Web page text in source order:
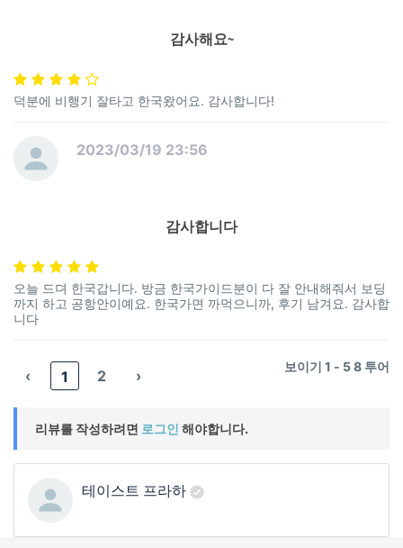
감사해요~
덕분에 비행기 잘타고 한국왔어요. 감사합니다!
2023/03/19 23:56
감사합니다
오늘 드뎌 한국갑니다. 방금 한국가이드분이 다 잘 안내해줘서 보딩
까지 하고 공항안이예요. 한국가면 까먹으니까, 후기 남겨요. 감사합
니다
‹ 1 2 ›
보이기 1 - 5 8 투어
리뷰를 작성하려면 로그인 해야합니다.
테이스트 프라하